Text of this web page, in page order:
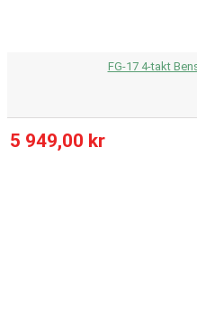
FG-17 4-takt
5 949,00 kr